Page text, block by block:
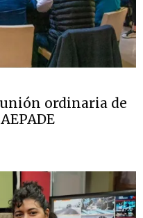
ordinaria de